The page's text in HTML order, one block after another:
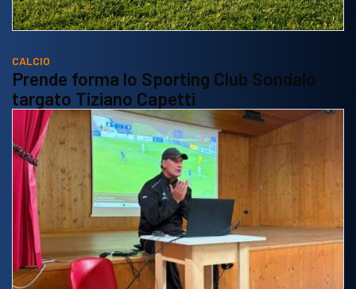
CALCIO
Prende forma lo Sporting Club Sondalo
targato Tiziano Capetti